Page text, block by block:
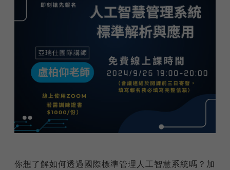
你想了解如何透過國際標準管理人工智慧系統嗎？加